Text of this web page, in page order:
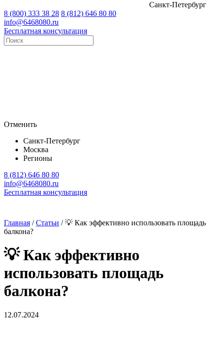
Санкт-Петербург
8 (800) 333 38 28 8 (812) 646 80 80
info@6468080.ru
Бесплатная консультация
Отменить
Санкт-Петербург
Москва
Регионы
8 (812) 646 80 80
info@6468080.ru
Бесплатная консультация
Главная /Статьи /💡 Как эффективно использовать площадь
балкона?
💡 Как эффективно
использовать площадь
балкона?
12.07.2024